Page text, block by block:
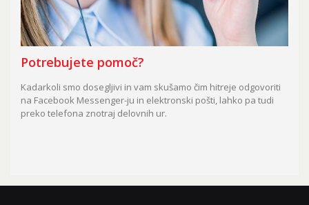
Potrebujete pomoč?
Kadarkoli smo dosegljivi in vam skušamo čim hitreje odgovoriti
na Facebook Messenger-ju in elektronski pošti, lahko pa tudi
preko telefona znotraj delovnih ur.